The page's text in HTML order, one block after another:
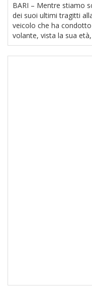
BARI – Mentre stiamo
dei suoi ultimi tragitti
veicolo che ha
volante, vista la sua